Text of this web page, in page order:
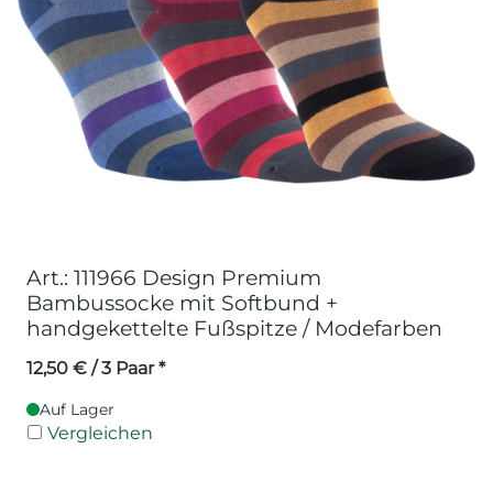
Art.: 111966 Design Premium
Bambussocke mit Softbund +
handgekettelte Fußspitze / Modefarben
12,50 € / 3 Paar *
Auf Lager
Vergleichen